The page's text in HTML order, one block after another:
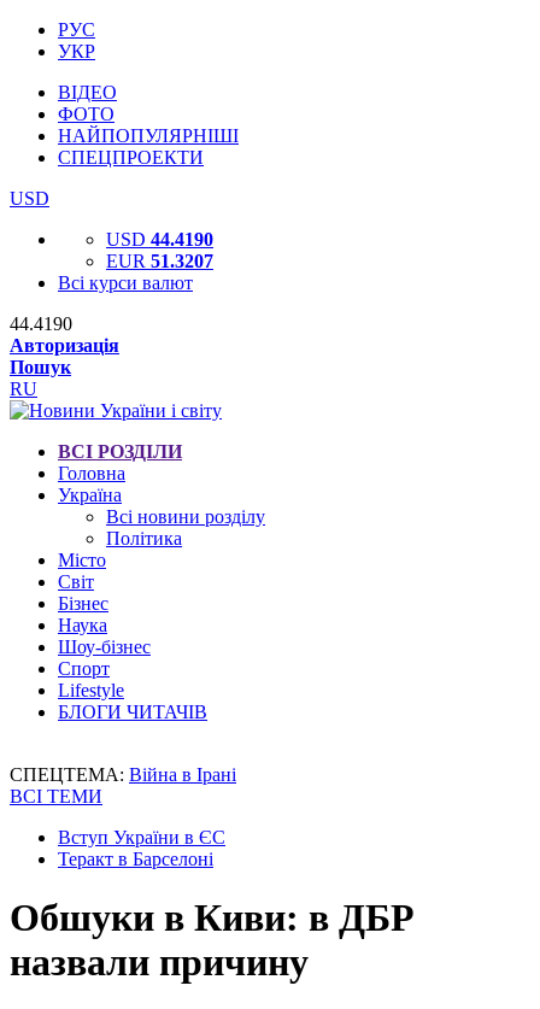
РУС
УКР
ВІДЕО
ФОТО
НАЙПОПУЛЯРНІШІ
СПЕЦПРОЕКТИ
USD
USD 44.4190
EUR 51.3207
Всі курси валют
44.4190
Авторизація
Пошук
RU
ВСІ РОЗДІЛИ
Головна
Україна
Всі новини розділу
Політика
Місто
Світ
Бізнес
Наука
Шоу-бізнес
Спорт
Lifestyle
БЛОГИ ЧИТАЧІВ
СПЕЦТЕМА: Війна в Ірані
ВСІ ТЕМИ
Вступ України в ЄС
Теракт в Барселоні
Обшуки в Киви: в ДБР
назвали причину